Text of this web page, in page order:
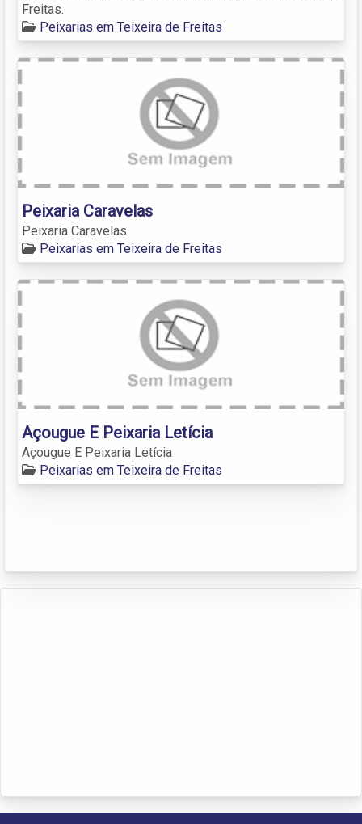
Freitas.
Peixarias em Teixeira de Freitas
Peixaria Caravelas
Peixaria Caravelas
Peixarias em Teixeira de Freitas
Açougue E Peixaria Letícia
Açougue E Peixaria Letícia
Peixarias em Teixeira de Freitas